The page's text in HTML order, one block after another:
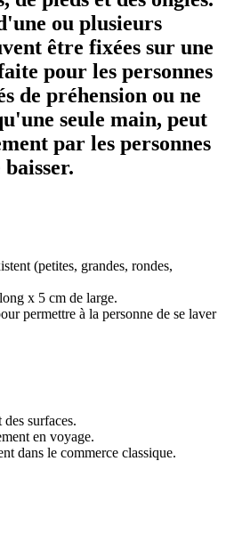
ou plusieurs
être fixées sur une
pour les personnes
de préhension ou ne
seule main, peut
par les personnes
(petites, grandes, rondes,
x 5 cm de large.
permettre à la personne de se laver
surfaces.
en voyage.
dans le commerce classique.